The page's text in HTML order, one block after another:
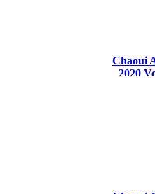
Chaoui
2020